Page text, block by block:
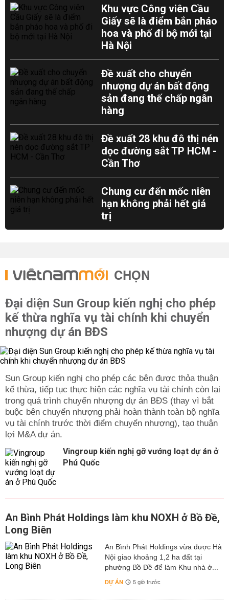
Khu vực Công viên Cầu
Giấy sẽ là điểm bắn pháo
hoa và phố đi bộ mới tại
Hà Nội
Đề xuất cho chuyển
nhượng dự án bất động
sản đang thế chấp ngân
hàng
Đề xuất 28 khu đô thị nén
dọc đường sắt TP HCM -
Cần Thơ
Chung cư đến mốc niên
hạn không phải hết giá
trị
CHỌN
Đại diện Sun Group kiến nghị cho phép
kế thừa nghĩa vụ tài chính khi chuyển
nhượng dự án BĐS
Sun Group kiến nghị cho phép các bên được thỏa thuận
kế thừa, tiếp tục thực hiện các nghĩa vụ tài chính còn lại
trong quá trình chuyển nhượng dự án BĐS (thay vì bắt
buộc bên chuyển nhượng phải hoàn thành toàn bộ nghĩa
vụ tài chính trước thời điểm chuyển nhượng), tạo thuận
lợi M&A dự án.
Vingroup kiến nghị gỡ vướng loạt dự án ở
Phú Quốc
An Bình Phát Holdings làm khu NOXH ở Bồ Đề,
Long Biên
An Bình Phát Holdings vừa được Hà
Nội giao khoảng 1,2 ha đất tại
phường Bồ Đề để làm Khu nhà ở...
DỰ ÁN 5 giờ trước